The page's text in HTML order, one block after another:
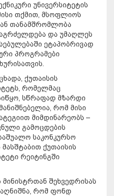
უნივერსიტეტის
თქმით, მსოფლიოს
თანამშრომლობა
და უმაღლეს
ეტაპობრივად
პროგრამები
ქუთაისის
რომელმაც
სწრაფად მზარდი
რომ მისი
მიმდინარეობს –
გამოცდების
საკონკურსო
ქუთაისის
რეიტინგში
შეხვედრისას
აღნიშნა, რომ ფონდ